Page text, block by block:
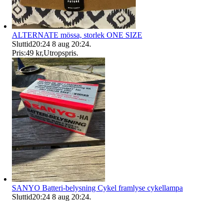
ALTERNATE mössa, storlek ONE SIZE
Sluttid20:24 8 aug 20:24.
Pris:49 kr,Utropspris.
SANYO Batteri-belysning Cykel framlyse cykellampa
Sluttid20:24 8 aug 20:24.